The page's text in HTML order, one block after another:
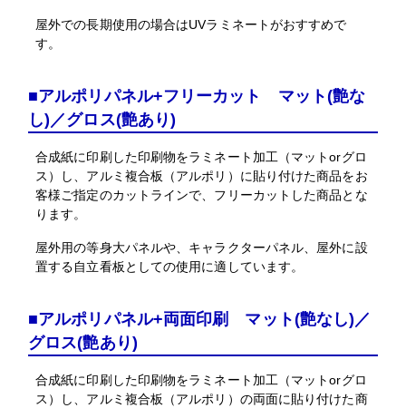
屋外での長期使用の場合はUVラミネートがおすすめで
す。
■アルポリパネル+フリーカット マット(艶な
し)／グロス(艶あり)
合成紙に印刷した印刷物をラミネート加工（マットorグロ
ス）し、アルミ複合板（アルポリ）に貼り付けた商品をお
客様ご指定のカットラインで、フリーカットした商品とな
ります。
屋外用の等身大パネルや、キャラクターパネル、屋外に設
置する自立看板としての使用に適しています。
■アルポリパネル+両面印刷 マット(艶なし)／
グロス(艶あり)
合成紙に印刷した印刷物をラミネート加工（マットorグロ
ス）し、アルミ複合板（アルポリ）の両面に貼り付けた商